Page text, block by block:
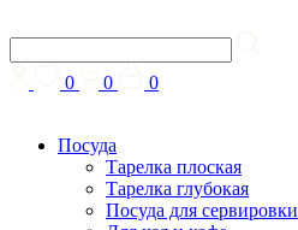
0 0 0
Посуда
Тарелка плоская
Тарелка глубокая
Посуда для сервировки